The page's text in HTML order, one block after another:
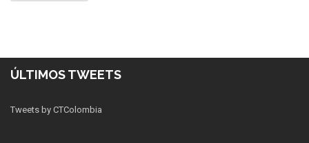
ÚLTIMOS TWEETS
Tweets by CTColombia